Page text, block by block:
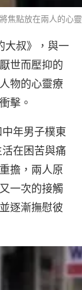
焦點放在兩人的心
大叔》，與一
世而壓抑的
物的心靈療
擊。
年男子樸東
在困苦與痛
擔，兩人原
一次的接觸
逐漸撫慰彼